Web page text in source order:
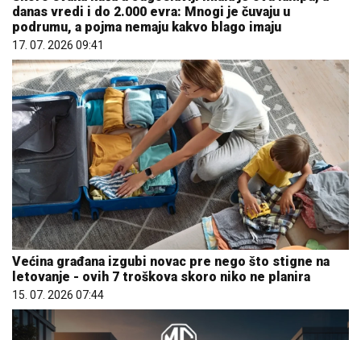
danas vredi i do 2.000 evra: Mnogi je čuvaju u
podrumu, a pojma nemaju kakvo blago imaju
17. 07. 2026 09:41
Većina građana izgubi novac pre nego što stigne na
letovanje - ovih 7 troškova skoro niko ne planira
15. 07. 2026 07:44